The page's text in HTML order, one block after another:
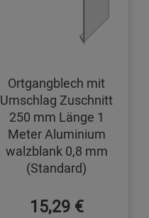
Ortgangblech mit
Umschlag Zuschnitt
250 mm Länge 1
Meter Aluminium
walzblank 0,8 mm
(Standard)
15,29 €